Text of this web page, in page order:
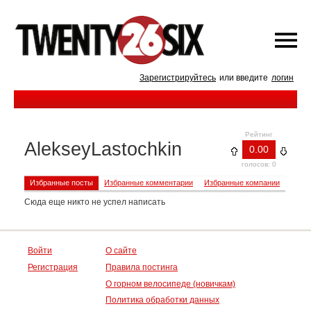
Зарегистрируйтесь или введите логин
Рейтинг
0.00
голосов: 0
AlekseyLastochkin
Избранные посты Избранные комментарии Избранные компании
Сюда еще никто не успел написать
Войти
Регистрация
О сайте
Правила постинга
О горном велосипеде (новичкам)
Политика обработки данных